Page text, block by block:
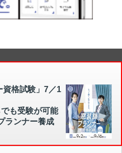
資格試験」7／1
も受験が可能
ランナー養成